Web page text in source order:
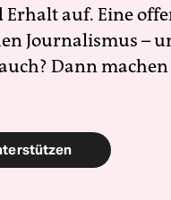
Erhalt auf. Eine
Journalismus –
Dann